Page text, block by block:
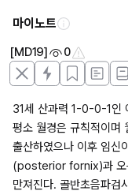
마이노트
[MD19] 0
31세 산과력 1-0-0-1인
평소 월경은 규칙적이며
출산하였으나 이후 임신
(posterior fornix)과 오
만져진다. 골반초음파검